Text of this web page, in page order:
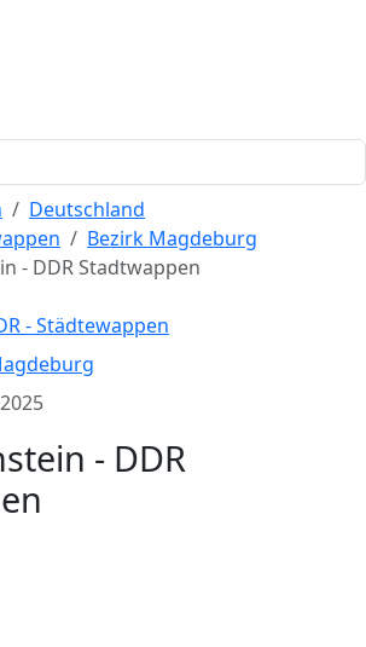
Deutschland
Bezirk Magdeburg
- DDR Stadtwappen
- Städtewappen
- DDR